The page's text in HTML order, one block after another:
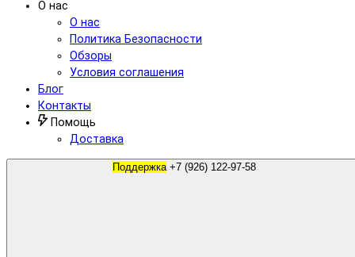
О нас
О нас
Политика Безопасности
Обзоры
Условия соглашения
Блог
Контакты
Помощь
Доставка
Поддержка +7 (926) 122-97-58